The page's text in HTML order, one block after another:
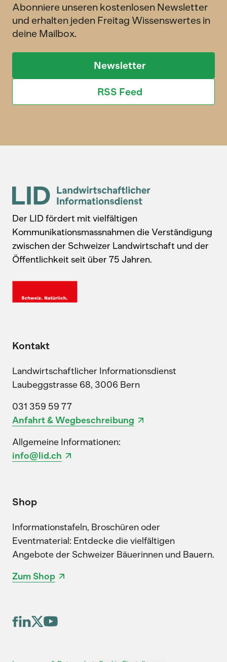
Abonniere unseren kostenlosen Newsletter
und erhalten jeden Freitag Wissenswertes in
deine Mailbox.
Newsletter
RSS Feed
Der LID fördert mit vielfältigen
Kommunikationsmassnahmen die Verständigung
zwischen der Schweizer Landwirtschaft und der
Öffentlichkeit seit über 75 Jahren.
Kontakt
Landwirtschaftlicher Informationsdienst
Laubeggstrasse 68, 3006 Bern
031 359 59 77
Anfahrt & Wegbeschreibung
Allgemeine Informationen:
info@lid.ch
Shop
Informationstafeln, Broschüren oder
Eventmaterial: Entdecke die vielfältigen
Angebote der Schweizer Bäuerinnen und Bauern.
Zum Shop